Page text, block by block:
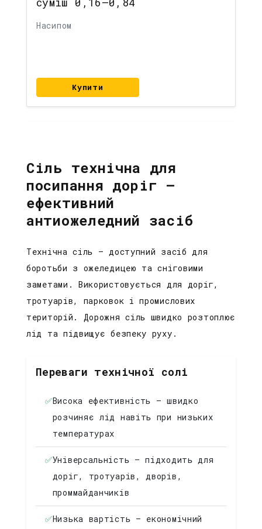
Насипом
Купити
Сіль технічна для
посипання доріг –
ефективний
антиожеледний засіб
Технічна сіль — доступний засіб для
боротьби з ожеледицею та сніговими
заметами. Використовується для доріг,
тротуарів, парковок і промислових
територій. Дорожня сіль швидко розтоплює
лід та підвищує безпеку руху.
Переваги технічної солі
✅Висока ефективність — швидко
розчиняє лід навіть при низьких
температурах
✅Універсальність — підходить для
доріг, тротуарів, дворів,
проммайданчиків
✅Низька вартість — економічний